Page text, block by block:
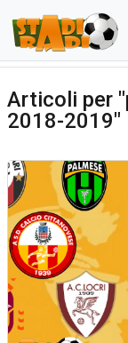
Articoli per
2018-2019"